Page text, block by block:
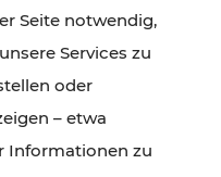
und Fahrplan-
erreichbar.
Seite notwendig,
Services zu
oder
– etwa
Informationen zu